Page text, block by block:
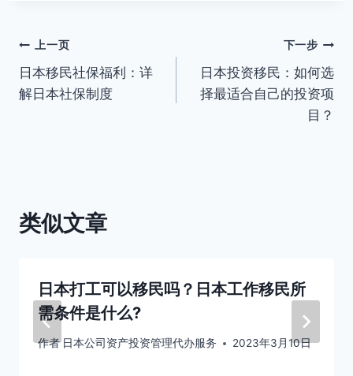
文
章
上一页
日本移民社保福利：详
解日本社保制度
下一步
日本投资移民：如何选
择最适合自己的投资项
目？
类似文章
日本打工可以移民吗？日本工作移民所
需条件是什么?
作者 日本公司资产投资管理代办服务 2023年3月10日